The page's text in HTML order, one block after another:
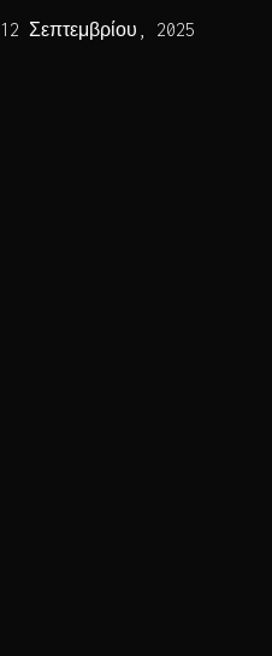
12 Σεπτεμβρίου, 2025